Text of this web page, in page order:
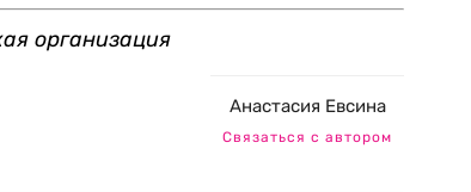
организация
Анастасия Евсина
Связаться с автором